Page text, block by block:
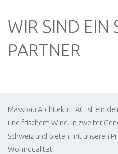
WIR SIND EIN
PARTNER
Massbau Architektur AG ist ein
und frischem Wind. In zweiter
Schweiz und bieten mit unseren
Wohnqualität.